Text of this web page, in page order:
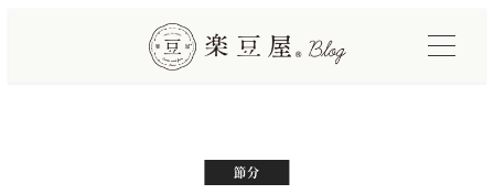
カテゴリー
イベント
カテゴリー
節分